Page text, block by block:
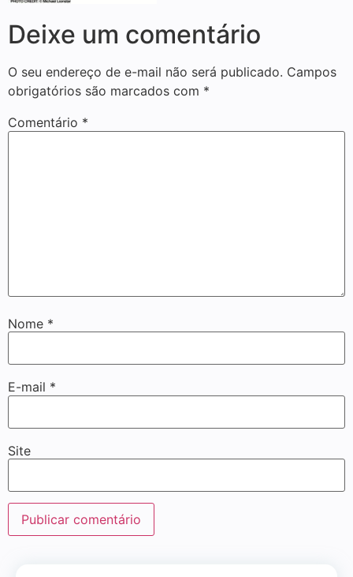
Deixe um comentário
O seu endereço de e-mail não será publicado. Campos
obrigatórios são marcados com *
Comentário *
Nome *
E-mail *
Site